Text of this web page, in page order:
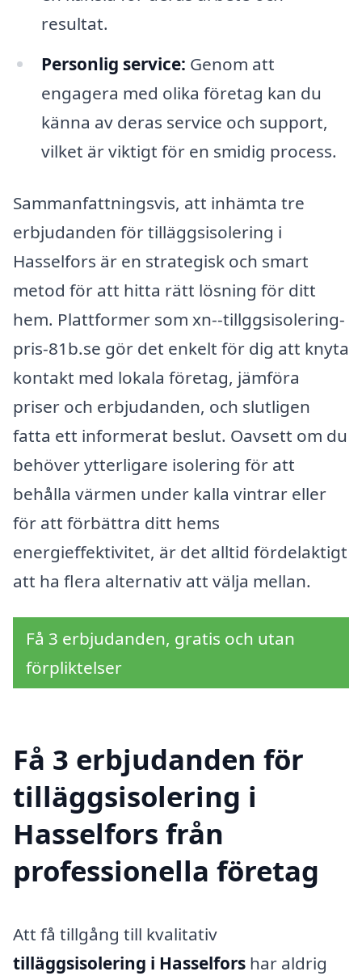
resultat.
Personlig service: Genom att
engagera med olika företag kan du
känna av deras service och support,
vilket är viktigt för en smidig process.
Sammanfattningsvis, att inhämta tre
erbjudanden för tilläggsisolering i
Hasselfors är en strategisk och smart
metod för att hitta rätt lösning för ditt
hem. Plattformer som xn--tillggsisolering-
pris-81b.se gör det enkelt för dig att knyta
kontakt med lokala företag, jämföra
priser och erbjudanden, och slutligen
fatta ett informerat beslut. Oavsett om du
behöver ytterligare isolering för att
behålla värmen under kalla vintrar eller
för att förbättra ditt hems
energieffektivitet, är det alltid fördelaktigt
att ha flera alternativ att välja mellan.
Få 3 erbjudanden, gratis och utan
förpliktelser
Få 3 erbjudanden för
tilläggsisolering i
Hasselfors från
professionella företag
Att få tillgång till kvalitativ
tilläggsisolering i Hasselfors har aldrig